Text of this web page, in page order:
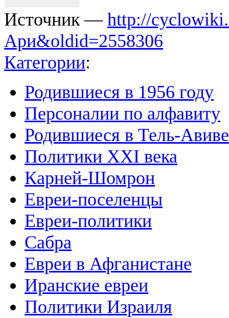
Источник — http://
Ари&oldid=2558306
Категории:
Родившиеся в 1956 году
Персоналии по алфавиту
Родившиеся в Тель-Авиве
Политики XXI века
Карней-Шомрон
Евреи-поселенцы
Евреи-политики
Сабра
Евреи в Афганистане
Иранские евреи
Политики Израиля